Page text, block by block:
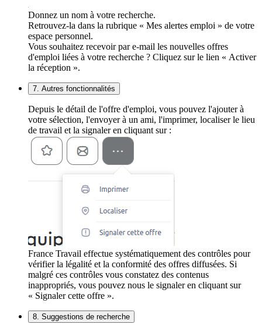
Donnez un nom à votre recherche.
Retrouvez-la dans la rubrique « Mes alertes emploi » de votre
espace personnel.
Vous souhaitez recevoir par e-mail les nouvelles offres
d'emploi liées à votre recherche ? Cliquez sur le lien « Activer
la réception ».
7. Autres fonctionnalités
Depuis le détail de l'offre d'emploi, vous pouvez l'ajouter à
votre sélection, l'envoyer à un ami, l'imprimer, localiser le lieu
de travail et la signaler en cliquant sur :
France Travail effectue systématiquement des contrôles pour
vérifier la légalité et la conformité des offres diffusées. Si
malgré ces contrôles vous constatez des contenus
inappropriés, vous pouvez nous le signaler en cliquant sur
« Signaler cette offre ».
8. Suggestions de recherche